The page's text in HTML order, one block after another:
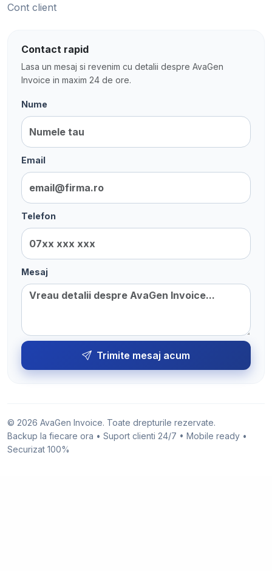
Cont client
Contact rapid
Lasa un mesaj si revenim cu detalii despre AvaGen
Invoice in maxim 24 de ore.
Nume
Email
Telefon
Mesaj
Trimite mesaj acum
© 2026 AvaGen Invoice. Toate drepturile rezervate.
Backup la fiecare ora • Suport clienti 24/7 • Mobile ready •
Securizat 100%